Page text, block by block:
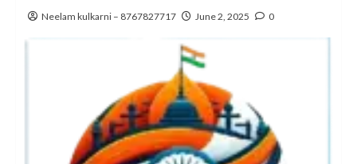
Neelam kulkarni – 8767827717 June 2, 2025 0